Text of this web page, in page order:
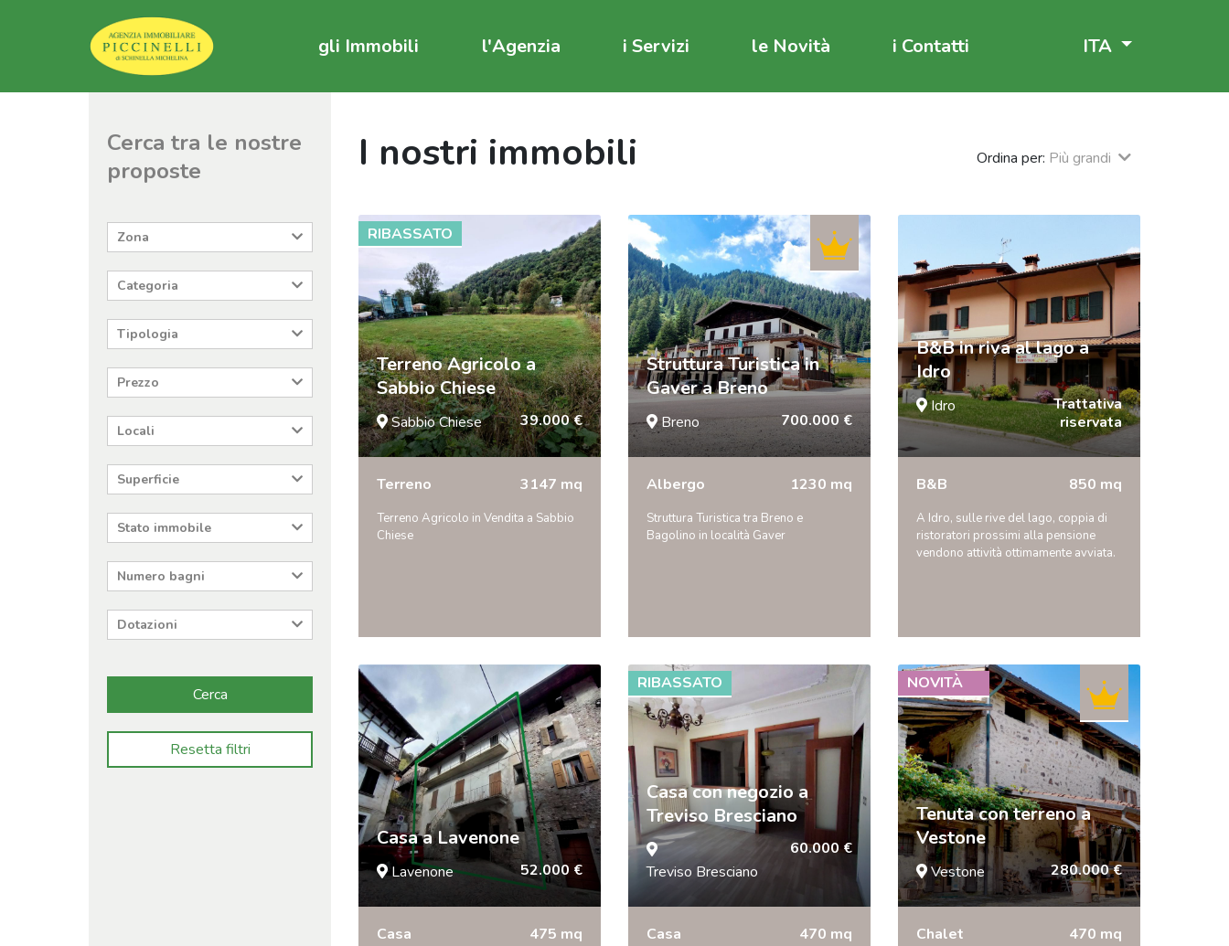
gli Immobili l'Agenzia i Servizi le Novità i Contatti ITA
Cerca tra le nostre
proposte
Zona
Categoria
Tipologia
Prezzo
Locali
Superficie
Stato immobile
Numero bagni
Dotazioni
Cerca
Resetta filtri
I nostri immobili Ordina per: Più grandi
RIBASSATO
Terreno Agricolo a
Sabbio Chiese
Sabbio Chiese 39.000 €
Terreno 3147 mq
Terreno Agricolo in Vendita a Sabbio
Chiese
Struttura Turistica in
Gaver a Breno
Breno 700.000 €
Albergo 1230 mq
Struttura Turistica tra Breno e
Bagolino in località Gaver
B&B in riva al lago a
Idro
Idro
Trattativa
riservata
B&B 850 mq
A Idro, sulle rive del lago, coppia di
ristoratori prossimi alla pensione
vendono attività ottimamente avviata.
Casa a Lavenone
Lavenone 52.000 €
Casa 475 mq
RIBASSATO
Casa con negozio a
Treviso Bresciano
Treviso Bresciano
60.000 €
Casa 470 mq
NOVITÀ
Tenuta con terreno a
Vestone
Vestone 280.000 €
Chalet 470 mq